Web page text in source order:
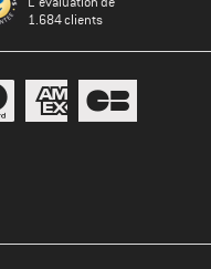
1.684 clients